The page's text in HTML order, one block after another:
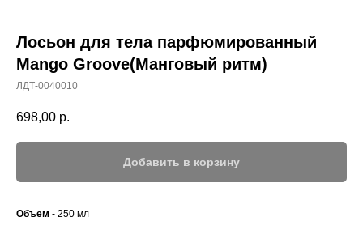
Лосьон для тела парфюмированный
Mango Groove(Манговый ритм)
ЛДТ-0040010
698,00 р.
Добавить в корзину
Объем - 250 мл